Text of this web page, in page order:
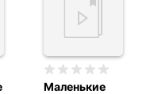
Маленькие